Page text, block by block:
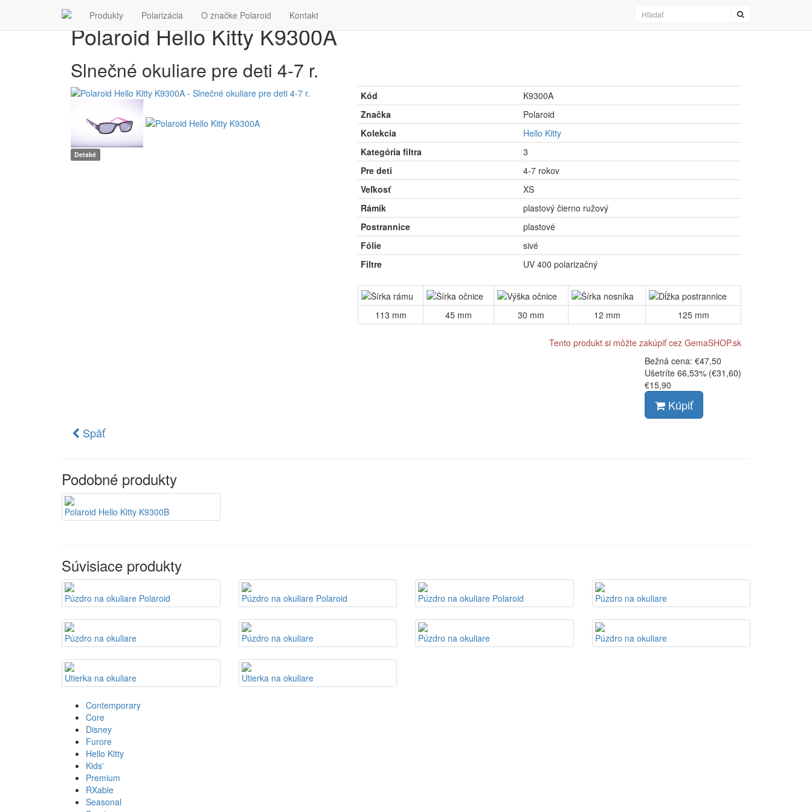
Produkty Polarizácia O značke Polaroid Kontakt
Akcia
Polaroid Hello Kitty K9300A
Slnečné okuliare pre deti 4-7 r.
Detské
Kód
K9300A
Značka
Polaroid
Kolekcia
Hello Kitty
Kategória filtra
3
Pre deti
4-7 rokov
Veľkosť
XS
Rámik
plastový čierno ružový
Postrannice
plastové
Fólie
sivé
Filtre
UV 400 polarizačný
113 mm 45 mm 30 mm 12 mm 125 mm
Tento produkt si môžte zakúpiť cez GemaSHOP.sk
Bežná cena: €47,50
Ušetríte 66,53% (€31,60)
€15,90
Kúpiť
Späť
Podobné produkty
Polaroid Hello Kitty K9300B
Súvisiace produkty
Púzdro na okuliare Polaroid Púzdro na okuliare Polaroid Púzdro na okuliare Polaroid Púzdro na okuliare
Púzdro na okuliare Púzdro na okuliare Púzdro na okuliare Púzdro na okuliare
Utierka na okuliare Utierka na okuliare
Contemporary
Core
Disney
Furore
Hello Kitty
Kids'
Premium
RXable
Seasonal